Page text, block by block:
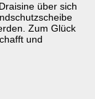
über sich
Zum Glück
und